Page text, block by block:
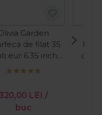
Garden
de filat 35
eur 6.35 inch
SilkCut Black
320,00 LEI /
buc